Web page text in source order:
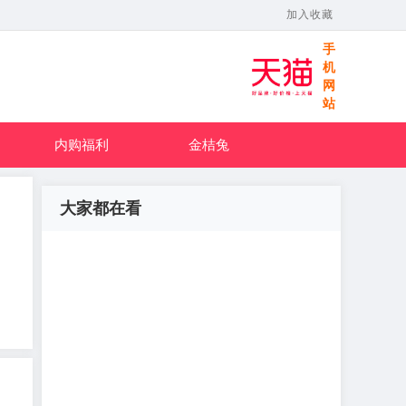
加入收藏
手
机
网
站
内购福利 金桔兔
大家都在看